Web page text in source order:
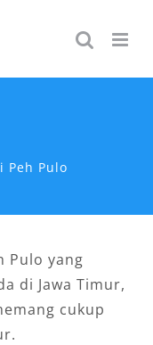
Peh Pulo
Pulo yang
di Jawa Timur,
cukup